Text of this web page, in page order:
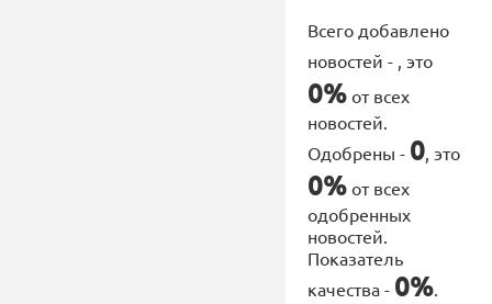
Всего добавлено
новостей - , это
0% от всех
новостей.
Одобрены - 0, это
0% от всех
одобренных
новостей.
Показатель
качества - 0%.